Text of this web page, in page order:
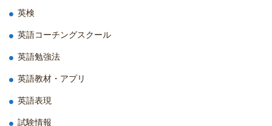
英検
英語コーチングスクール
英語勉強法
英語教材・アプリ
英語表現
試験情報